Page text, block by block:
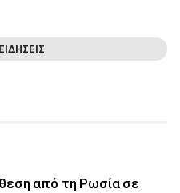
από τη Ρωσία σε